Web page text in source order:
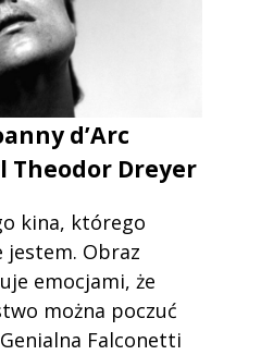
d’Arc
Theodor Dreyer
kina, którego
Obraz
emocjami, że
można poczuć
Falconetti